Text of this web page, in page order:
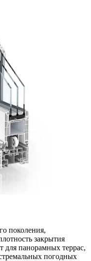
поколения,
закрытия
для панорамных террас,
погодных